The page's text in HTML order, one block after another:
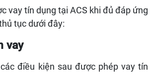
vay tín dụng tại ACS khi đủ đáp ứng
tục dưới đây:
vay
điều kiện sau được phép vay tín